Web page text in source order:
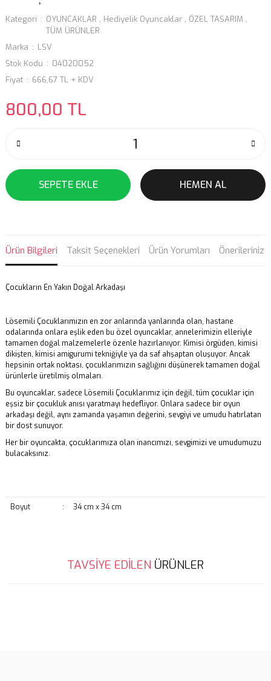
Kategori OYUNCAKLAR , Hediyelik Oyuncaklar , ÖZEL TASARIM ,
TÜM ÜRÜNLER
Marka
LSV
Stok Kodu
04020052
Fiyat
666,67 TL + KDV
800,00 TL
SEPETE EKLE HEMEN AL
Ürün Bilgileri Taksit Seçenekleri Ürün Yorumları Önerileriniz
Çocukların En Yakın Doğal Arkadaşı
Lösemili Çocuklarımızın en zor anlarında yanlarında olan, hastane
odalarında onlara eşlik eden bu özel oyuncaklar, annelerimizin elleriyle
tamamen doğal malzemelerle özenle hazırlanıyor. Kimisi örgüden, kimisi
dikişten, kimisi amigurumi tekniğiyle ya da saf ahşaptan oluşuyor. Ancak
hepsinin ortak noktası, çocuklarımızın sağlığını düşünerek tamamen doğal
ürünlerle üretilmiş olmaları.
Bu oyuncaklar, sadece Lösemili Çocuklarımız için değil, tüm çocuklar için
eşsiz bir çocukluk anısı yaratmayı hedefliyor. Onlara sadece bir oyun
arkadaşı değil, aynı zamanda yaşamın değerini, sevgiyi ve umudu hatırlatan
bir dost sunuyor.
Her bir oyuncakta, çocuklarımıza olan inancımızı, sevgimizi ve umudumuzu
bulacaksınız.
Boyut : 34 cm x 34 cm
Bu ürünün fiyat bilgisi, resim, ürün açıklamalarında ve diğer
konularda yetersiz gördüğünüz noktaları öneri formunu kullanarak
TAVSİYE EDİLEN ÜRÜNLER